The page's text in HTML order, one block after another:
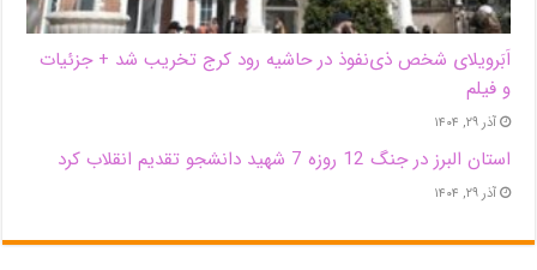
اَبَر‌ویلای شخص ذی‌نفوذ در حاشیه‌ رود کرج تخریب شد + جزئیات
و فیلم
آذر ۲۹, ۱۴۰۴
استان البرز در جنگ 12 روزه 7 شهید دانشجو تقدیم انقلاب کرد
آذر ۲۹, ۱۴۰۴